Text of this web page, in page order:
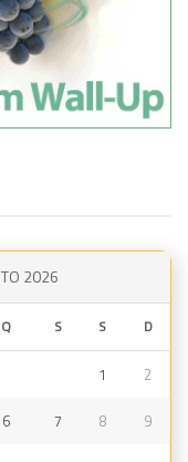
2026
Q S S D
1 2
6 7 8 9